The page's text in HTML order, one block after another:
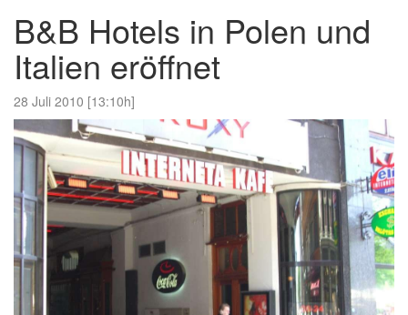
B&B Hotels in Polen und
Italien eröffnet
28 Juli 2010 [13:10h]